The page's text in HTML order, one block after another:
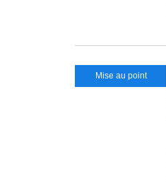
Mise au point